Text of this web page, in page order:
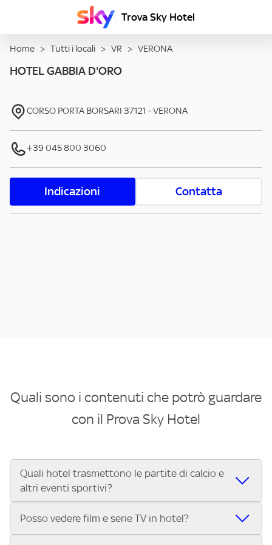
Trova Sky Hotel
Home > Tutti i locali > VR > VERONA
HOTEL GABBIA D'ORO
CORSO PORTA BORSARI 37121 -VERONA
+39 045 800 3060
Indicazioni Contatta
Quali sono i contenuti che potrò guardare
con il Prova Sky Hotel
Quali hotel trasmettono le partite di calcio e
altri eventi sportivi?
Se cerchi un hotel dove poter vedere le partite di Serie A,
Posso vedere film e serie TV in hotel?